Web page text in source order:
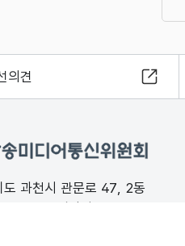
의견
과천시 관문로 47, 2동